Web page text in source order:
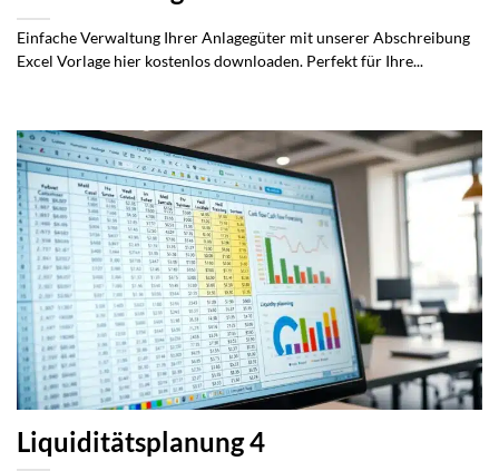
Einfache Verwaltung Ihrer Anlagegüter mit unserer Abschreibung
Excel Vorlage hier kostenlos downloaden. Perfekt für Ihre...
Liquiditätsplanung 4